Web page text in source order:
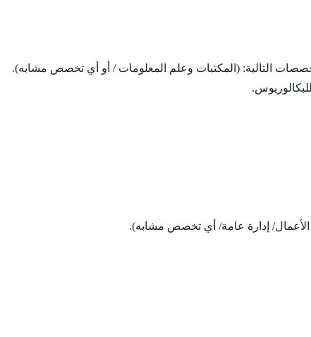
التالية: (المكتبات وعلم المعلومات / أو أي تخصص مشابه).
الأعمال/ إدارة عامة/ أي تخصص مشابه).